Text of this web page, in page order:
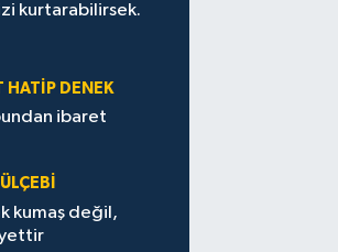
kurtarabilirsek.
HATİP DENEK
ibaret
kumaş değil,